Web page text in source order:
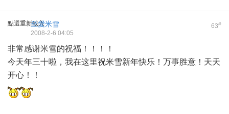
點選重新載入 63#
至愛米雪
2008-2-6 04:05
非常感谢米雪的祝福！！！！
今天年三十啦，我在这里祝米雪新年快乐！万事胜意！天天
开心！！